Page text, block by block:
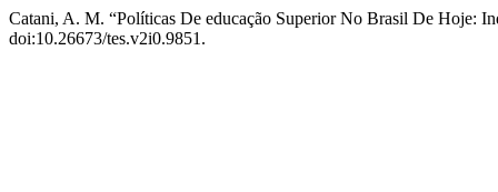
Catani, A. M. “Políticas De educação Superior No Brasil De Hoje:
doi:10.26673/tes.v2i0.9851.